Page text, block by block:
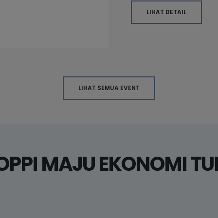
LIHAT DETAIL
LIHAT SEMUA EVENT
MAJU EKONOMI